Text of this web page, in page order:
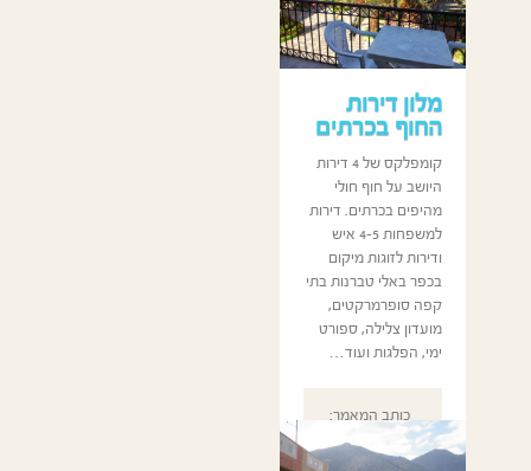
מלון דירות
החוף בכרתים
קומפלקס של 4 דירות
היושב על חוף חולי
מהיפים בכרתים. דירות
למשפחות 4-5 איש
ודירות לזוגות מיקום
בכפר באלי טברנות בתי
קפה סופרמרקטים,
מועדון צלילה, ספורט
ימי, הפלגות ועוד…
כותב המאמר:
GBtoptravels